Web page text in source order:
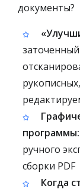
документы?
программы:
ручного
сборки PDF
Когда